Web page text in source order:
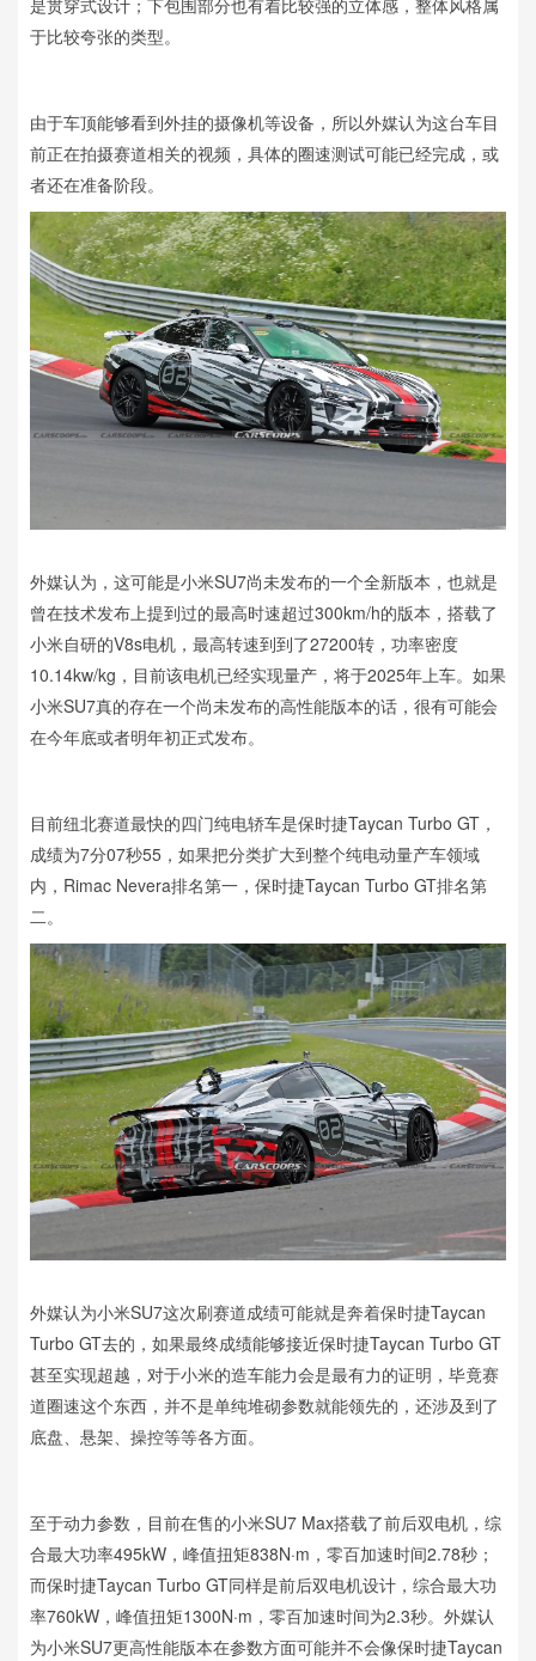
于比较夸张的类型。
由于车顶能够看到外挂的摄像机等设备，所以外媒认为这台车目
前正在拍摄赛道相关的视频，具体的圈速测试可能已经完成，或
者还在准备阶段。
外媒认为，这可能是小米SU7尚未发布的一个全新版本，也就是
曾在技术发布上提到过的最高时速超过300km/h的版本，搭载了
小米自研的V8s电机，最高转速到到了27200转，功率密度
10.14kw/kg，目前该电机已经实现量产，将于2025年上车。如果
小米SU7真的存在一个尚未发布的高性能版本的话，很有可能会
在今年底或者明年初正式发布。
目前纽北赛道最快的四门纯电轿车是保时捷Taycan Turbo GT，
成绩为7分07秒55，如果把分类扩大到整个纯电动量产车领域
内，Rimac Nevera排名第一，保时捷Taycan Turbo GT排名第
二。
外媒认为小米SU7这次刷赛道成绩可能就是奔着保时捷Taycan
Turbo GT去的，如果最终成绩能够接近保时捷Taycan Turbo GT
甚至实现超越，对于小米的造车能力会是最有力的证明，毕竟赛
道圈速这个东西，并不是单纯堆砌参数就能领先的，还涉及到了
底盘、悬架、操控等等各方面。
至于动力参数，目前在售的小米SU7 Max搭载了前后双电机，综
合最大功率495kW，峰值扭矩838N·m，零百加速时间2.78秒；
而保时捷Taycan Turbo GT同样是前后双电机设计，综合最大功
率760kW，峰值扭矩1300N·m，零百加速时间为2.3秒。外媒认
为小米SU7更高性能版本在参数方面可能并不会像保时捷Taycan